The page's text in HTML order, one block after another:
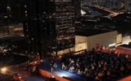
tecnologia cashless, que são
carros a partir da informação da
TÓPICOS RELACIONADOS:
A SEGUIR
Festival de Inverno Rio se
edição com transmissão